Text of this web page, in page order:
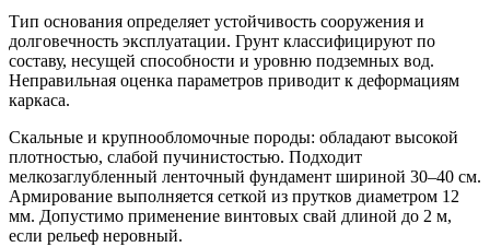
Тип основания определяет устойчивость сооружения и
долговечность эксплуатации. Грунт классифицируют по
составу, несущей способности и уровню подземных вод.
Неправильная оценка параметров приводит к деформациям
каркаса.
Скальные и крупнообломочные породы: обладают высокой
плотностью, слабой пучинистостью. Подходит
мелкозаглубленный ленточный фундамент шириной 30–40 см.
Армирование выполняется сеткой из прутков диаметром 12
мм. Допустимо применение винтовых свай длиной до 2 м,
если рельеф неровный.